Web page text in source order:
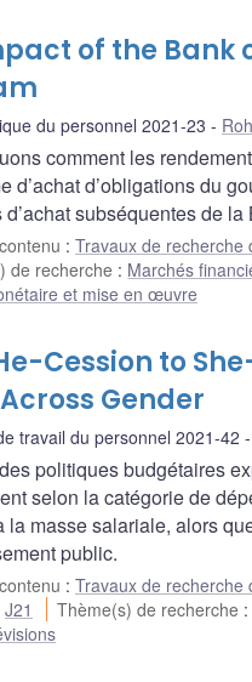
of the Bank
du personnel 2021-23
comment les
d’achat d’obligations du
subséquentes de
: Travaux de recherche
de recherche : Marchés
et mise en œuvre
Cession to
Gender
travail du personnel 2021-42
politiques budgétaires
selon la catégorie de
la masse salariale, alors
public.
: Travaux de recherche
J21 Thème(s) de recherche :